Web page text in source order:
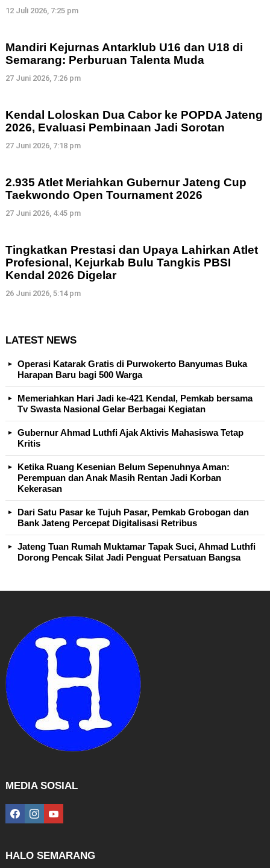
12 Juli 2026, 7:25 pm
Mandiri Kejurnas Antarklub U16 dan U18 di
Semarang: Perburuan Talenta Muda
27 Juni 2026, 7:26 pm
Kendal Loloskan Dua Cabor ke POPDA Jateng
2026, Evaluasi Pembinaan Jadi Sorotan
27 Juni 2026, 7:18 pm
2.935 Atlet Meriahkan Gubernur Jateng Cup
Taekwondo Open Tournament 2026
27 Juni 2026, 4:45 pm
Tingkatkan Prestasi dan Upaya Lahirkan Atlet
Profesional, Kejurkab Bulu Tangkis PBSI
Kendal 2026 Digelar
26 Juni 2026, 5:14 pm
LATEST NEWS
Operasi Katarak Gratis di Purwokerto Banyumas Buka
Harapan Baru bagi 500 Warga
Memeriahkan Hari Jadi ke-421 Kendal, Pemkab bersama
Tv Swasta Nasional Gelar Berbagai Kegiatan
Gubernur Ahmad Luthfi Ajak Aktivis Mahasiswa Tetap
Kritis
Ketika Ruang Kesenian Belum Sepenuhnya Aman:
Perempuan dan Anak Masih Rentan Jadi Korban
Kekerasan
Dari Satu Pasar ke Tujuh Pasar, Pemkab Grobogan dan
Bank Jateng Percepat Digitalisasi Retribus
Jateng Tuan Rumah Muktamar Tapak Suci, Ahmad Luthfi
Dorong Pencak Silat Jadi Penguat Persatuan Bangsa
MEDIA SOSIAL
facebookinstagramyoutube
HALO SEMARANG